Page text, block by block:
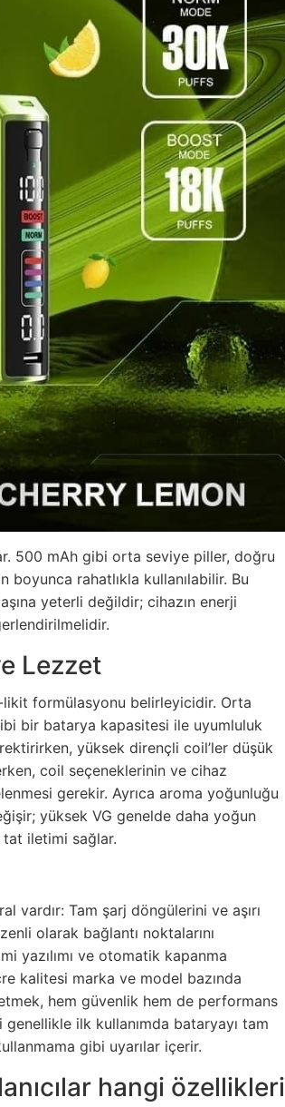
500 mAh gibi orta seviye piller, doğru
rahatlıkla kullanılabilir. Bu
yeterli değildir; cihazın enerji
Lezzet
formülasyonu belirleyicidir. Orta
bir batarya kapasitesi ile uyumluluk
yüksek dirençli coil’ler düşük
coil seçeneklerinin ve cihaz
gerekir. Ayrıca aroma yoğunluğu
yüksek VG genelde daha yoğun
tat iletimi sağlar.
vardır: Tam şarj döngülerini ve aşırı
olarak bağlantı noktalarını
yazılımı ve otomatik kapanma
kalitesi marka ve model bazında
hem güvenlik hem de performans
genellikle ilk kullanımda bataryayı tam
gibi uyarılar içerir.
hangi özellikleri